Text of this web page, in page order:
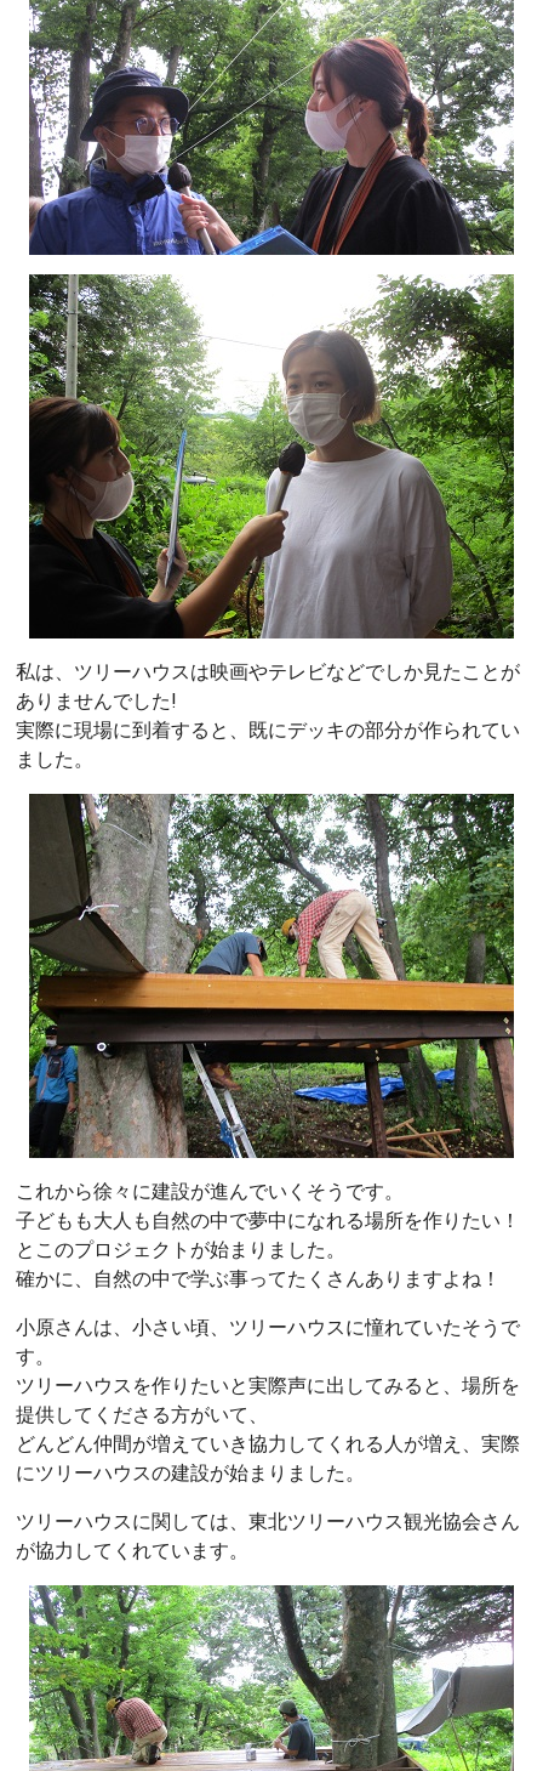
私は、ツリーハウスは映画やテレビなどでしか見たことが
ありませんでした!
実際に現場に到着すると、既にデッキの部分が作られてい
ました。
これから徐々に建設が進んでいくそうです。
子どもも大人も自然の中で夢中になれる場所を作りたい！
とこのプロジェクトが始まりました。
確かに、自然の中で学ぶ事ってたくさんありますよね！
小原さんは、小さい頃、ツリーハウスに憧れていたそうで
す。
ツリーハウスを作りたいと実際声に出してみると、場所を
提供してくださる方がいて、
どんどん仲間が増えていき協力してくれる人が増え、実際
にツリーハウスの建設が始まりました。
ツリーハウスに関しては、東北ツリーハウス観光協会さん
が協力してくれています。